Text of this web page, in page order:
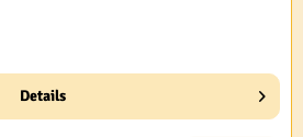
Details